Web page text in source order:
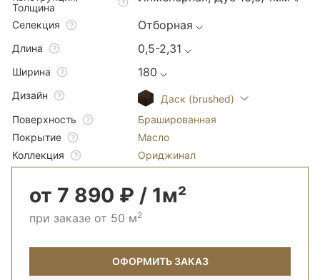
Толщина
Селекция Отборная
Длина 0,5-2,31
Ширина 180
Дизайн
Даск (brushed)
Поверхность
Брашированная
Покрытие
Масло
Коллекция
Ориджинал
от 7 890 ₽ / 1м²
при заказе от 50 м2
ОФОРМИТЬ ЗАКАЗ